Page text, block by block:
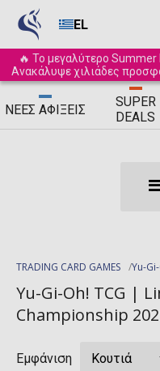
EL
🔥 Το μεγαλύτερο Summer
Ανακάλυψε χιλιάδες
ΝΈΕΣ ΑΦΊΞΕΙΣ
SUPER
DEALS
TRADING CARD GAMES Yu-
Yu-Gi-Oh! TCG |
Championship
Εμφάνιση